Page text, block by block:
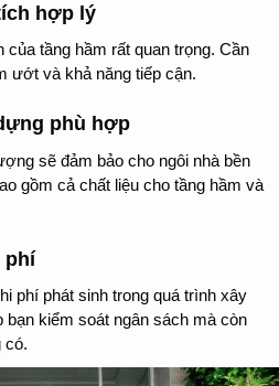
hợp lý
tầng hầm rất quan trọng. Cần
ướt và khả năng tiếp cận.
phù hợp
sẽ đảm bảo cho ngôi nhà bền
gồm cả chất liệu cho tầng hầm và
phí
phí phát sinh trong quá trình xây
kiểm soát ngân sách mà còn
có.